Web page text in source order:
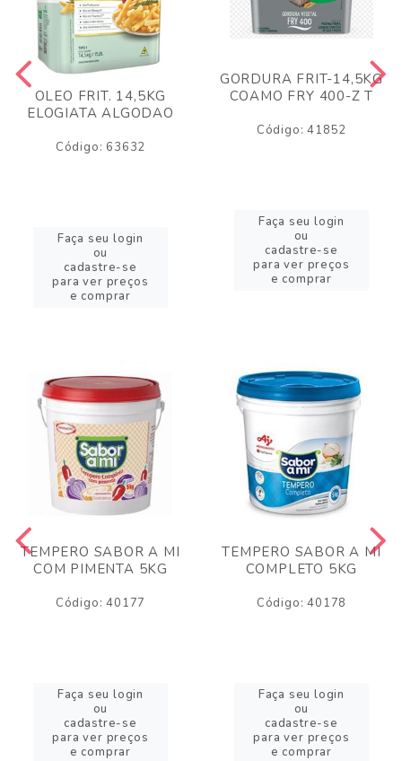
OLEO FRIT. 14,5KG
ELOGIATA ALGODAO
Código: 63632
Faça seu login
ou
cadastre-se
para ver preços
e comprar
GORDURA FRIT-14,5KG
COAMO FRY 400-Z T
Código: 41852
Faça seu login
ou
cadastre-se
para ver preços
e comprar
TEMPERO SABOR A MI
COM PIMENTA 5KG
Código: 40177
Faça seu login
ou
cadastre-se
para ver preços
e comprar
TEMPERO SABOR A MI
COMPLETO 5KG
Código: 40178
Faça seu login
ou
cadastre-se
para ver preços
e comprar